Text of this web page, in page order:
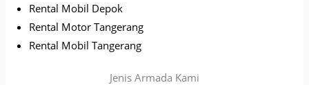
Rental Mobil Depok
Rental Motor Tangerang
Rental Mobil Tangerang
Jenis Armada Kami